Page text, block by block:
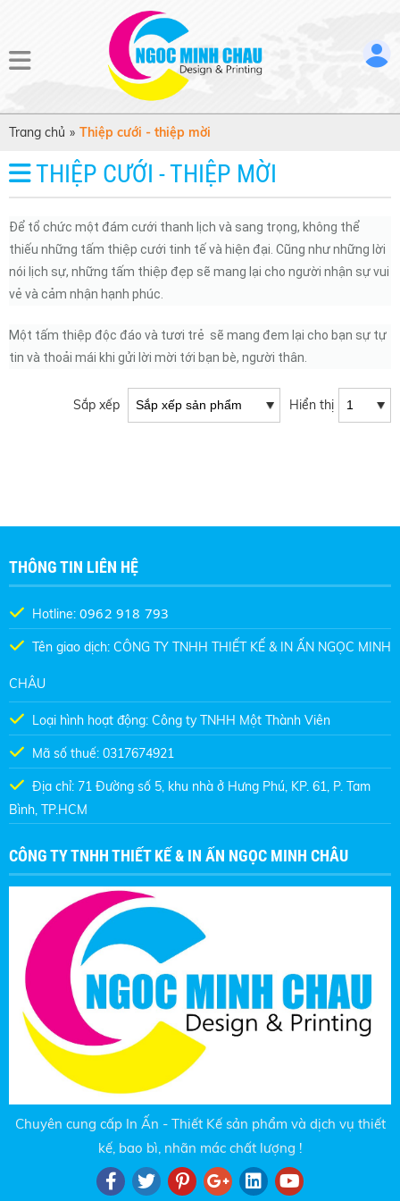
Trang chủ » Thiệp cưới - thiệp mời
THIỆP CƯỚI - THIỆP MỜI
Để tổ chức một đám cưới thanh lịch và sang trọng, không thể
thiếu những tấm thiệp cưới tinh tế và hiện đại. Cũng như những lời
nói lịch sự, những tấm thiệp đẹp sẽ mang lại cho người nhận sự vui
vẻ và cảm nhận hạnh phúc.
Một tấm thiệp độc đáo và tươi trẻ sẽ mang đem lại cho bạn sự tự
tin và thoải mái khi gửi lời mời tới bạn bè, người thân.
Sắp xếp Hiển thị
THÔNG TIN LIÊN HỆ
Hotline: 0962 918 793
Tên giao dịch: CÔNG TY TNHH THIẾT KẾ & IN ẤN NGỌC MINH
CHÂU
Loại hình hoạt động: Công ty TNHH Một Thành Viên
Mã số thuế: 0317674921
Địa chỉ: 71 Đường số 5, khu nhà ở Hưng Phú, KP. 61, P. Tam
Bình, TP.HCM
CÔNG TY TNHH THIẾT KẾ & IN ẤN NGỌC MINH CHÂU
Chuyên cung cấp In Ấn - Thiết Kế sản phẩm và dịch vụ thiết
kế, bao bì, nhãn mác chất lượng !